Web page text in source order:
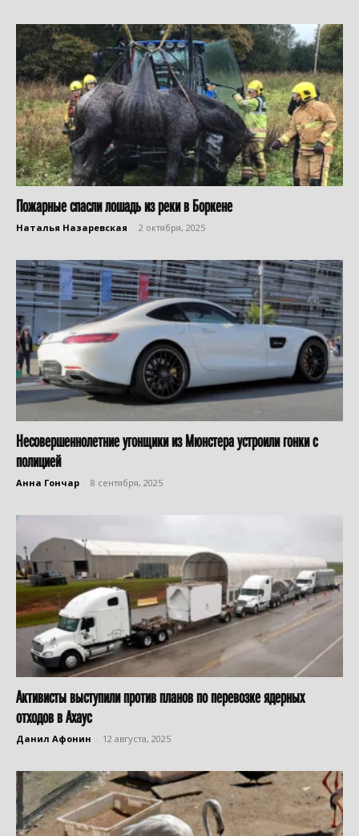
Пожарные спасли лошадь из реки в Боркене
Наталья Назаревская 2 октября, 2025
Несовершеннолетние угонщики из Мюнстера устроили гонки с
полицией
Анна Гончар 8 сентября, 2025
Активисты выступили против планов по перевозке ядерных
отходов в Ахаус
Данил Афонин 12 августа, 2025